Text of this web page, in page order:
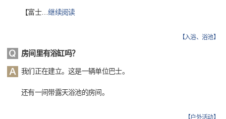
【富士…继续阅读
【入浴、浴池】
房间里有浴缸吗？
我们正在建立。这是一辆单位巴士。
还有一间带露天浴池的房间。
【户外活动】